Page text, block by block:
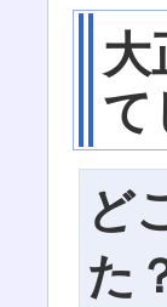
て
ど
た